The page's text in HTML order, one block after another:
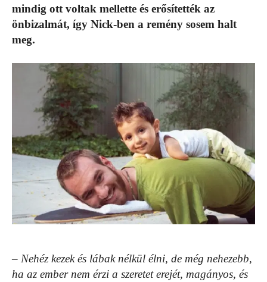
mindig ott voltak mellette és erősítették az
önbizalmát, így Nick-ben a remény sosem halt
meg.
– Nehéz kezek és lábak nélkül élni, de még nehezebb,
ha az ember nem érzi a szeretet erejét, magányos, és